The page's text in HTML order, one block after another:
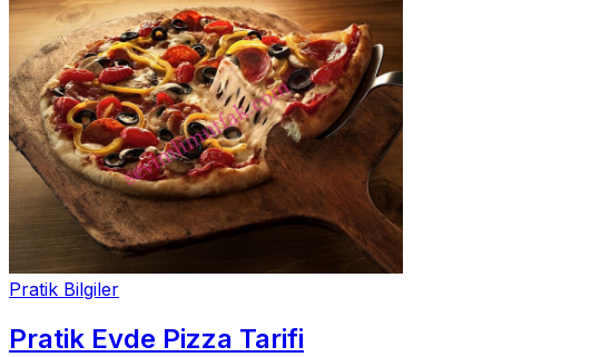
Pratik Bilgiler
Pratik Evde Pizza Tarifi